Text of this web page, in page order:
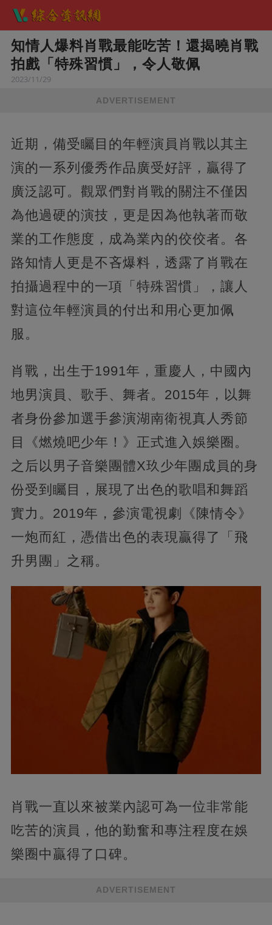
知情人爆料肖戰最能吃苦！還揭曉肖戰
拍戲「特殊習慣」，令人敬佩
2023/11/29
ADVERTISEMENT
近期，備受矚目的年輕演員肖戰以其主
演的一系列優秀作品廣受好評，贏得了
廣泛認可。觀眾們對肖戰的關注不僅因
為他過硬的演技，更是因為他執著而敬
業的工作態度，成為業內的佼佼者。各
路知情人更是不吝爆料，透露了肖戰在
拍攝過程中的一項「特殊習慣」，讓人
對這位年輕演員的付出和用心更加佩
服。
肖戰，出生于1991年，重慶人，中國內
地男演員、歌手、舞者。2015年，以舞
者身份參加選手參演湖南衛視真人秀節
目《燃燒吧少年！》正式進入娛樂圈。
之后以男子音樂團體X玖少年團成員的身
份受到矚目，展現了出色的歌唱和舞蹈
實力。2019年，參演電視劇《陳情令》
一炮而紅，憑借出色的表現贏得了「飛
升男團」之稱。
肖戰一直以來被業內認可為一位非常能
吃苦的演員，他的勤奮和專注程度在娛
樂圈中贏得了口碑。
ADVERTISEMENT